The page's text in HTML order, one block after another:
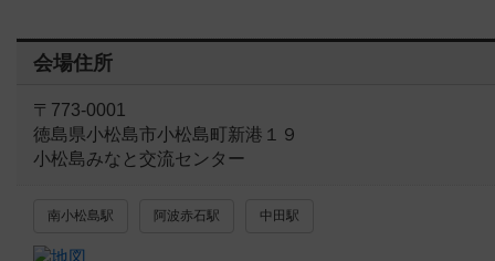
会場住所
〒773-0001
徳島県小松島市小松島町新港１９
小松島みなと交流センター
南小松島駅 阿波赤石駅 中田駅